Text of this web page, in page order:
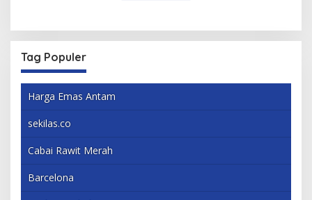
Tag Populer
Harga Emas Antam
sekilas.co
Cabai Rawit Merah
Barcelona